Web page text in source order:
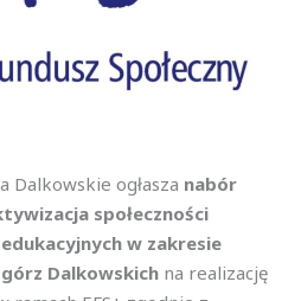
Dalkowskie ogłasza nabór
społeczności
w zakresie
Dalkowskich na realizację